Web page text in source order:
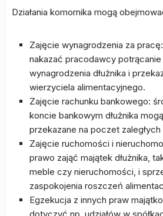
Działania komornika mogą
Zajęcie wynagrodzenia za
nakazać pracodawcy
wynagrodzenia dłużnika i
wierzyciela alimentacyjnego.
Zajęcie rachunku bankowego:
koncie bankowym dłużnika
przekazane na poczet zaległych
Zajęcie ruchomości i
prawo zająć majątek dłużnika,
meble czy nieruchomości, i
zaspokojenia roszczeń
Egzekucja z innych praw
dotyczyć np. udziałów w